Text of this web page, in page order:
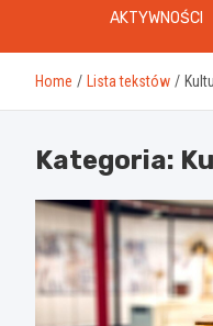
AKTYWNOŚCI
Home Lista tekstów
Kategoria: